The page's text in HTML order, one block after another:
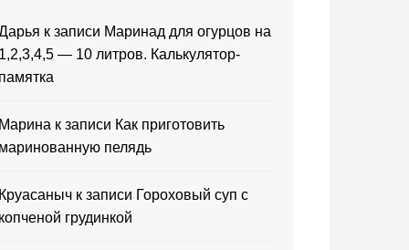
к записи Маринад для огурцов на
— 10 литров. Калькулятор-
к записи Как приготовить
пелядь
к записи Гороховый суп с
грудинкой